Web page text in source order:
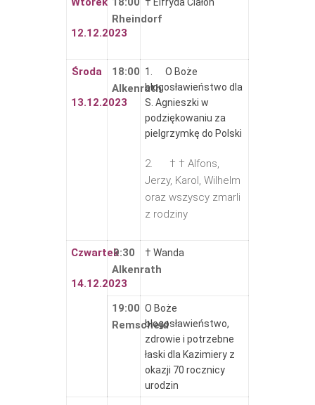
12.12.2023
Rheindorf
Środa
13.12.2023
18:00
Alkenrath
1. O Boże
błogosławieństwo dla
S. Agnieszki w
podziękowaniu za
pielgrzymkę do Polski
2. † † Alfons,
Jerzy, Karol, Wilhelm
oraz wszyscy zmarli
z rodziny
Czwartek
14.12.2023
9:30
Alkenrath
† Wanda
19:00
Remscheid
O Boże
błogosławieństwo,
zdrowie i potrzebne
łaski dla Kazimiery z
okazji 70 rocznicy
urodzin